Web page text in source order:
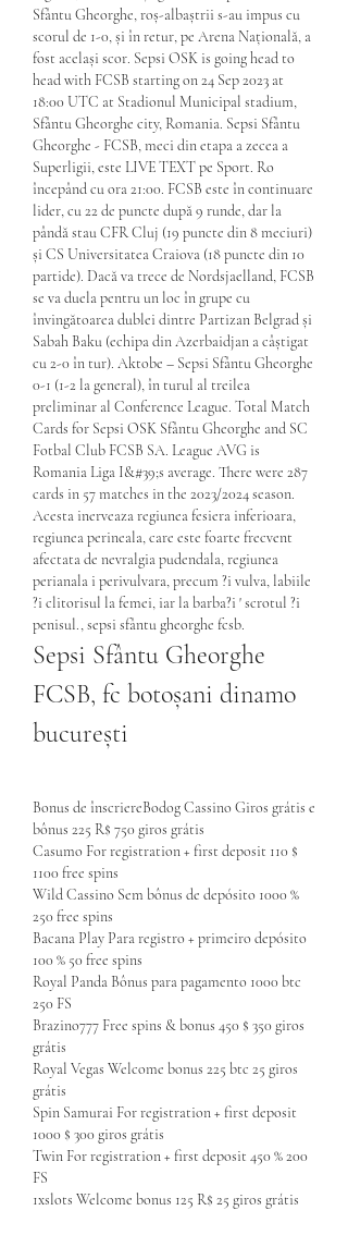
Sfântu Gheorghe, roș-albaștrii s-au impus cu
scorul de 1-0, și în retur, pe Arena Națională, a
fost același scor. Sepsi OSK is going head to
head with FCSB starting on 24 Sep 2023 at
18:00 UTC at Stadionul Municipal stadium,
Sfântu Gheorghe city, Romania. Sepsi Sfântu
Gheorghe - FCSB, meci din etapa a zecea a
Superligii, este LIVE TEXT pe Sport. Ro
începând cu ora 21:00. FCSB este în continuare
lider, cu 22 de puncte după 9 runde, dar la
pândă stau CFR Cluj (19 puncte din 8 meciuri)
și CS Universitatea Craiova (18 puncte din 10
partide). Dacă va trece de Nordsjaelland, FCSB
se va duela pentru un loc în grupe cu
învingătoarea dublei dintre Partizan Belgrad și
Sabah Baku (echipa din Azerbaidjan a câștigat
cu 2-0 în tur). Aktobe – Sepsi Sfântu Gheorghe
0-1 (1-2 la general), în turul al treilea
preliminar al Conference League. Total Match
Cards for Sepsi OSK Sfântu Gheorghe and SC
Fotbal Club FCSB SA. League AVG is
Romania Liga I&#39;s average. There were 287
cards in 57 matches in the 2023/2024 season.
Acesta inerveaza regiunea fesiera inferioara,
regiunea perineala, care este foarte frecvent
afectata de nevralgia pudendala, regiunea
perianala i perivulvara, precum ?i vulva, labiile
?i clitorisul la femei, iar la barba?i ' scrotul ?i
penisul., sepsi sfântu gheorghe fcsb.
Sepsi Sfântu Gheorghe
FCSB, fc botoșani dinamo
bucurești
Bonus de înscriereBodog Cassino Giros grátis e
bônus 225 R$ 750 giros grátis
Casumo For registration + first deposit 110 $
1100 free spins
Wild Cassino Sem bônus de depósito 1000 %
250 free spins
Bacana Play Para registro + primeiro depósito
100 % 50 free spins
Royal Panda Bônus para pagamento 1000 btc
250 FS
Brazino777 Free spins & bonus 450 $ 350 giros
grátis
Royal Vegas Welcome bonus 225 btc 25 giros
grátis
Spin Samurai For registration + first deposit
1000 $ 300 giros grátis
Twin For registration + first deposit 450 % 200
FS
1xslots Welcome bonus 125 R$ 25 giros grátis